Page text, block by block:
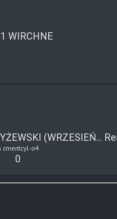
WIRCHNE
(WRZESIEŃ...
cmentcyl-o4
0